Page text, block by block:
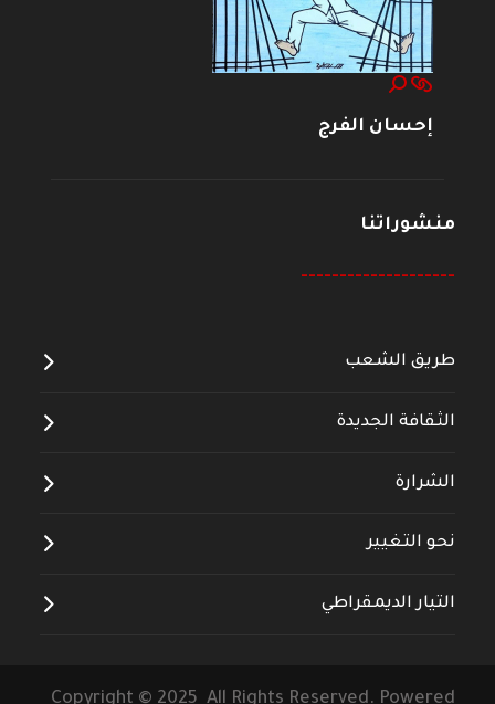
إحسان الفرج
منشوراتنا
--------------------
طريق الشعب
الثقافة الجديدة
الشرارة
نحو التغيير
التيار الديمقراطي
Copyright © 2025 All Rights Reserved. Powered